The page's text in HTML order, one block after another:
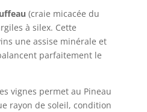
(craie micacée du
à silex. Cette
une assise minérale et
parfaitement le
vignes permet au Pineau
rayon de soleil, condition